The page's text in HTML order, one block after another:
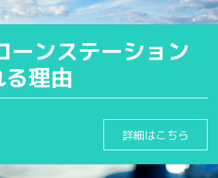
ーンステーション
理由
詳細はこちら